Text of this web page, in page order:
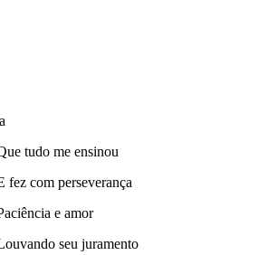
ensinou
e amor
juramento